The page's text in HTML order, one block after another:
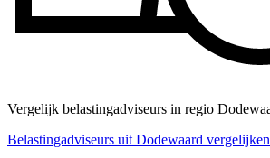
Vergelijk belastingadviseurs in regio
Belastingadviseurs uit Dodewaard vergelijken